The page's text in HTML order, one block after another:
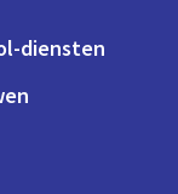
diensten